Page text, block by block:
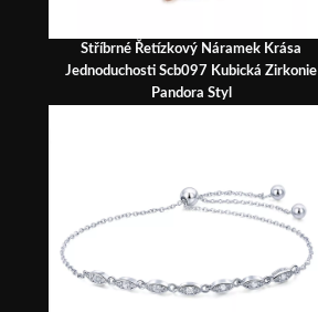
Stříbrné Řetízkový Náramek Krása
Jednoduchosti Scb097 Kubická Zirkonie
Pandora Styl